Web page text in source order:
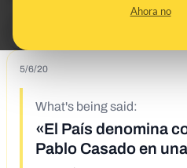
Ahora no
5/6/20
What's being said:
«El País denomina
Pablo Casado en